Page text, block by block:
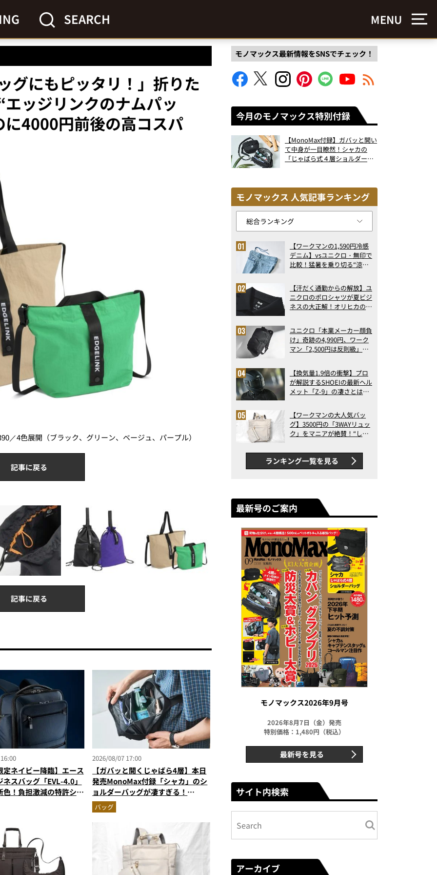
SEARCH MENU
グにもピッタリ！」折りた
ッジリンクのナムパッ
4000円前後の高コスパ
／4色展開（ブラック、グリーン、ベージュ、パープル）
記事に戻る
記事に戻る
定ネイビー降臨】エース
スバッグ「EVL-4.0」
色！負担激減の特許ショ
2026/08/07 17:00
【ガバッと開くじゃばら4層】本日
発売MonoMax付録「シャカ」のシ
ョルダーバッグが凄すぎる！
500mLペット収納＆背面メッシュ
でベタつかない
バッグ
モノマックス最新情報をSNSでチェック！
今月のモノマックス特別付録
【MonoMax付録】ガバッと開い
て中身が一目瞭然！シャカの
「じゃばら式４層ショルダーバ
モノマックス 人気記事ランキング
【ワークマンの1,590円冷感
デニム】vsユニクロ・無印で
比較！猛暑を乗り切る“涼感
で決定版
【汗だく通勤からの解放】ユ
ニクロのポロシャツが夏ビジ
ネスの大正解！オリヒカの透
アの実力
ユニクロ「本業メーカー顔負
け」奇跡の4,990円、ワーク
マン「2,500円は反則級」凄
ト3】（2026年6月版）
【換気量1.9倍の衝撃】プロ
が解説するSHOEIの最新ヘル
メット「Z-9」の凄さとは？
ス【ワークマンの大人気バッ
グ】3500円の「3WAYリュッ
ク」をマニアが絶賛！“しご
判以上に優秀だった
ランキング一覧を見る
最新号のご案内
モノマックス2026年9月号
2026年8月7日（金）発売
特別価格：1,480円（税込）
最新号を見る
サイト内検索
アーカイブ